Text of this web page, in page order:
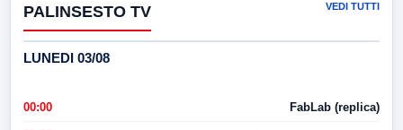
PALINSESTO TV VEDI TUTTI
LUNEDI 03/08
00:00 FabLab (replica)